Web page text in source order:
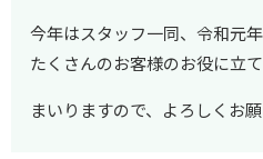
今年はスタッフ一同、令和元
たくさんのお客様のお役に立
まいりますので、よろしくお願